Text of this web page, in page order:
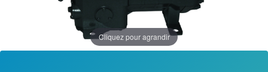
Cliquez pour agrandir